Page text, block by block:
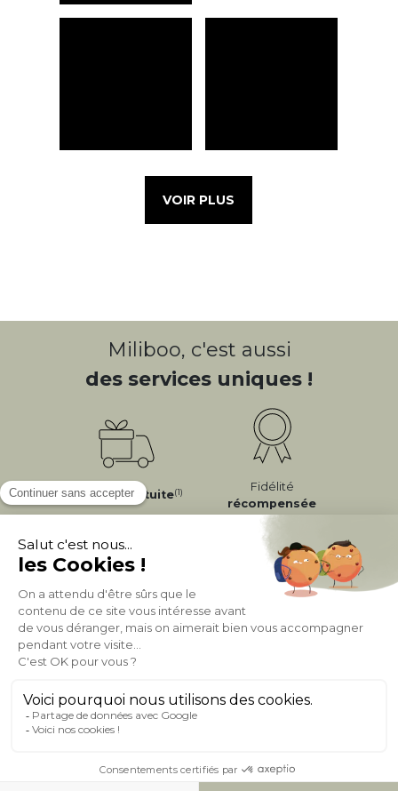
VOIR PLUS
Miliboo, c'est aussi
des services uniques !
LivraisonGratuite(1)
Fidélité
récompensée
Expéditionen
24/72h
Appelez-nous Au
050 92 00 74